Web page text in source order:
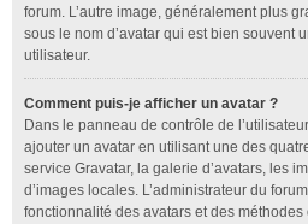
forum. L’autre image, généralement plus
sous le nom d’avatar qui est bien souvent
utilisateur.
Comment puis-je afficher un avatar ?
Dans le panneau de contrôle de
ajouter un avatar en utilisant une des
service Gravatar, la galerie d’avatars, les
d’images locales. L’administrateur du
fonctionnalité des avatars et des